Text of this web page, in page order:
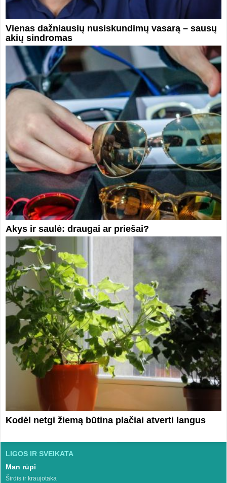
Vienas dažniausių nusiskundimų vasarą – sausų
akių sindromas
Akys ir saulė: draugai ar priešai?
Kodėl netgi žiemą būtina plačiai atverti langus
LIGOS IR SVEIKATA
Man rūpi
Širdis ir kraujotaka